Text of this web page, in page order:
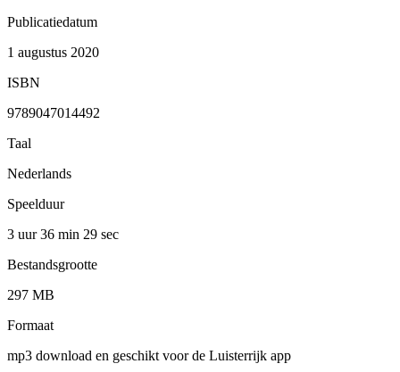
Publicatiedatum
1 augustus 2020
ISBN
9789047014492
Taal
Nederlands
Speelduur
3 uur 36 min 29 sec
Bestandsgrootte
297 MB
Formaat
mp3 download en geschikt voor de Luisterrijk app